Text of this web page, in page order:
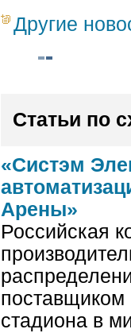
Другие
Статьи по
«Систэм
Арены»
Российская
поставщиком
стадиона в